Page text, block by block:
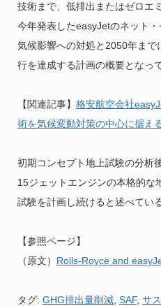
技術まで、低排出またはゼロエ
今年発表したeasyJetのネット
気候影響への対処と2050年ま
行を達成する計画の概要となっ
【関連記事】 格安航空会社
術を気候変動対策の中心に据え
初期コンセプト地上試験の分析
15ジェットエンジンの本格的な
試験を計画し続けると述べている
【参照ページ】
（原文） Rolls-Royce and
タグ: GHG排出量削減, SAF, サ